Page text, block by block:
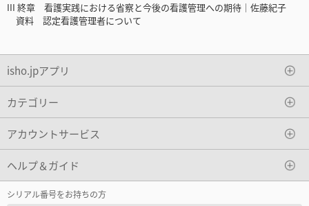
III 終章 看護実践における省察と今後の看護管理への期待｜佐藤紀子
資料 認定看護管理者について
isho.jpアプリ
カテゴリー
アカウントサービス
ヘルプ＆ガイド
シリアル番号をお持ちの方